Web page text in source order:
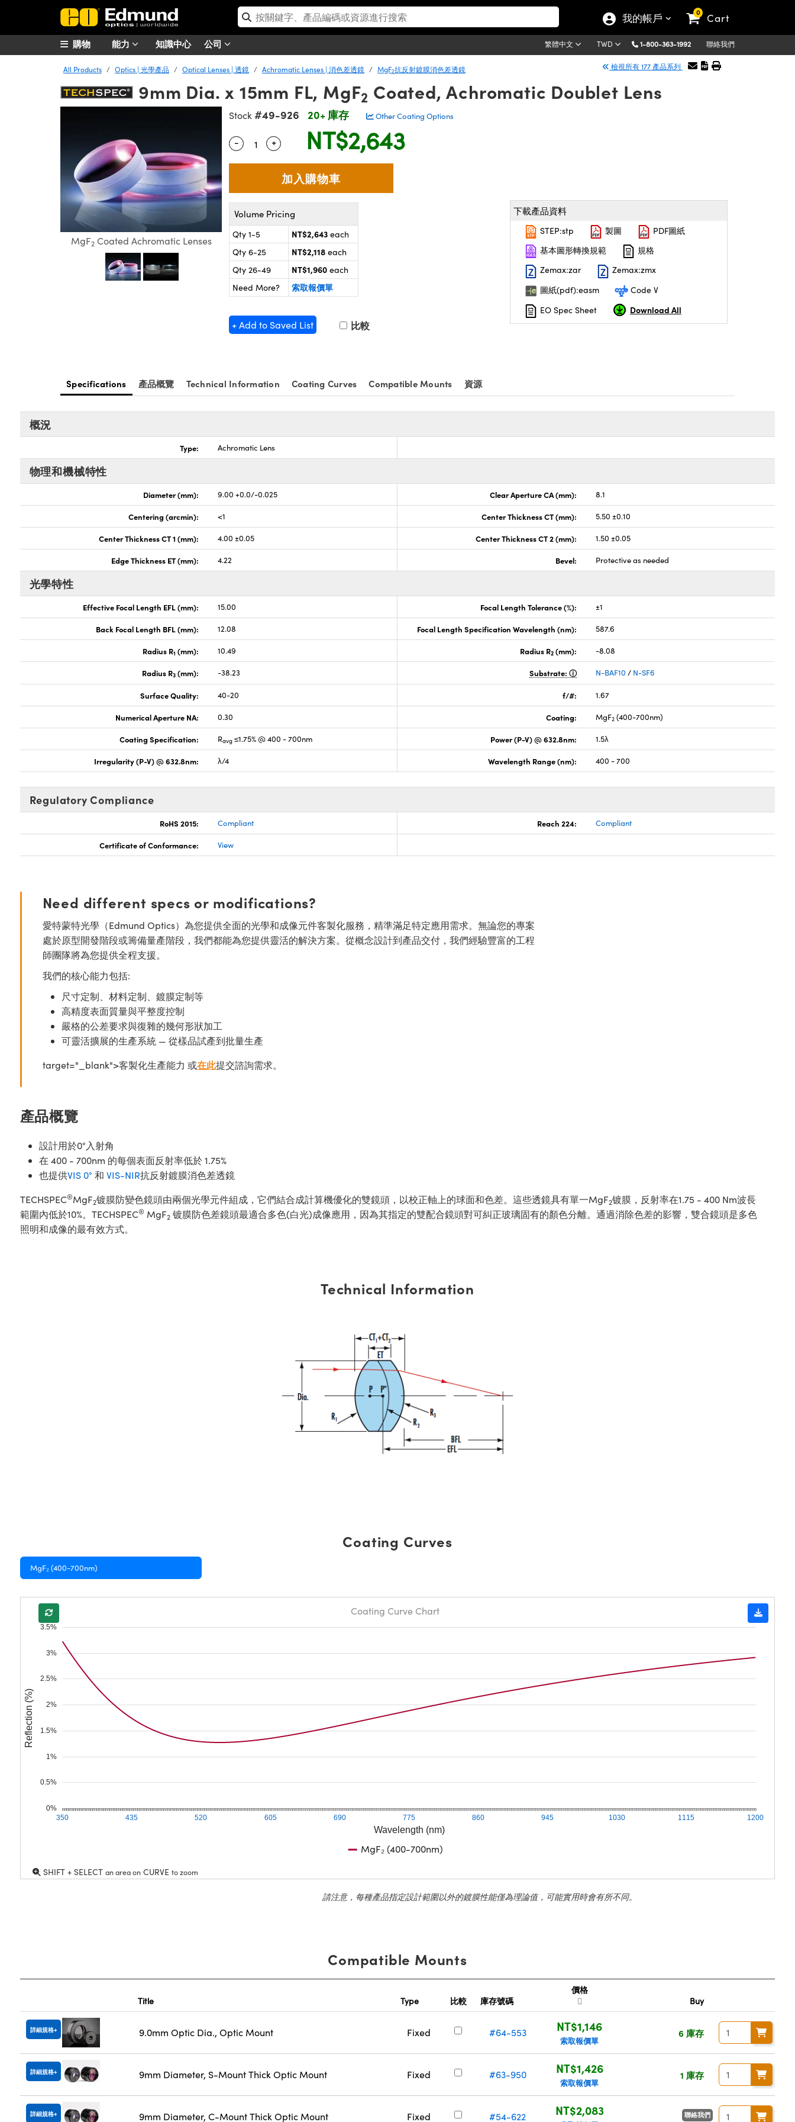
我的帳戶 0 Cart
能力 知識中心 公司 繁體中文 TWD 1-800-363-1992 聯絡我們
購物
All Products Optics | 光學產品 Optical Lenses | 透鏡 Achromatic Lenses | 消色差透鏡 MgF2抗反射鍍膜消色差透鏡 檢視所有 177 產品系列
9mm Dia. x 15mm FL, MgF2 Coated, Achromatic Doublet Lens
MgF2Coated Achromatic Lenses
Stock #49-926 20+ 庫存 Other Coating Options
Quantity Selector
- Use the plus and minus buttons to adjust the quantity.
+ NT$2,643
Volume Pricing
Qty 1-5 NT$2,643 each
Qty 6-25
NT$2,118 each
Qty 26-49
NT$1,960 each
Need More?
索取報價單
+ Add to Saved List 比較
下載產品資料
STEP:stp 製圖
PDF圖紙
基本圖形轉換規範
規格
Zemax:zar
Zemax:zmx
圖紙(pdf):easm
Code V
EO Spec Sheet
Download All
Specifications 產品概覽 Technical Information Coating Curves Compatible Mounts 資源
概況
Type: Achromatic Lens
物理和機械特性
Diameter (mm): 9.00 +0.0/-0.025 Clear Aperture CA (mm): 8.1
Centering (arcmin): <1 Center Thickness CT (mm): 5.50 ±0.10
Center Thickness CT 1 (mm): 4.00 ±0.05 Center Thickness CT 2 (mm): 1.50 ±0.05
Edge Thickness ET (mm): 4.22 Bevel: Protective as needed
光學特性
Effective Focal Length EFL (mm): 15.00 Focal Length Tolerance (%): ±1
Back Focal Length BFL (mm): 12.08 Focal Length Specification Wavelength (nm): 587.6
Radius R1 (mm): 10.49 Radius R2 (mm): -8.08
Radius R3 (mm): -38.23 Substrate: N-BAF10 / N-SF6
Surface Quality: 40-20 f/#: 1.67
Numerical Aperture NA: 0.30 Coating: MgF2 (400-700nm)
Coating Specification: Ravg ≤1.75% @ 400 - 700nm Power (P-V) @ 632.8nm: 1.5λ
Irregularity (P-V) @ 632.8nm: λ/4 Wavelength Range (nm): 400 - 700
Regulatory Compliance
RoHS 2015: Compliant Reach 224: Compliant
Certificate of Conformance: View
Need different specs or modifications?
愛特蒙特光學（Edmund Optics）為您提供全面的光學和成像元件客製化服務，精準滿足特定應用需求。無論您的專案
處於原型開發階段或籌備量產階段，我們都能為您提供靈活的解決方案。從概念設計到產品交付，我們經驗豐富的工程
師團隊將為您提供全程支援。
我們的核心能力包括:
尺寸定制、材料定制、鍍膜定制等
高精度表面質量與平整度控制
嚴格的公差要求與復雜的幾何形狀加工
可靈活擴展的生產系統 — 從樣品試產到批量生產
target="_blank">客製化生產能力 或在此提交諮詢需求。
產品概覽
設計用於0°入射角
在 400 - 700nm 的每個表面反射率低於 1.75%
也提供VIS 0° 和 VIS-NIR抗反射鍍膜消色差透鏡
TECHSPEC®MgF2镀膜防變色鏡頭由兩個光學元件組成，它們結合成計算機優化的雙鏡頭，以校正軸上的球面和色差。這些透鏡具有單一MgF2镀膜，反射率在1.75 - 400 Nm波長
範圍內低於10%。TECHSPEC® MgF2镀膜防色差鏡頭最適合多色(白光)成像應用，因為其指定的雙配合鏡頭對可糾正玻璃固有的顏色分離。通過消除色差的影響，雙合鏡頭是多色
照明和成像的最有效方式。
Technical Information
Coating Curves
MgF₂ (400-700nm)
Wavelength (nm)
350 435 520 605 690 775 860 945 1030 1115 1200
0%
0.5%
1%
1.5%
2%
2.5%
3%
3.5%
Reflection (%)
Coating Curve Chart
MgF₂ (400-700nm)
SHIFT + SELECT an area onCURVE to zoom
請注意，每種產品指定設計範圍以外的鍍膜性能僅為理論值，可能實用時會有所不同。
Compatible Mounts
Title Type 比較 庫存號碼
價格
Buy
詳細規格 9.0mm Optic Dia., Optic Mount Fixed #64-553 NT$1,146
索取報價單
6 庫存
詳細規格 9mm Diameter, S-Mount Thick Optic Mount Fixed #63-950 NT$1,426
索取報價單
1 庫存
詳細規格 9mm Diameter, C-Mount Thick Optic Mount Fixed #54-622 NT$2,083 聯絡我們